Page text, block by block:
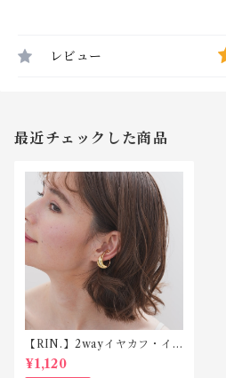
レビュー
最近チェックした商品
【RIN.】2wayイヤカフ・イ
ヤリング 真鍮 C024 【ネット
限定商品】片耳用
¥1,120